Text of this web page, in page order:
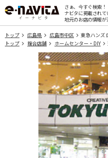
さぁ、今すぐ検索！
ナビタに掲載されて
地元のお店の情報が
トップ 広島県 広島市中区
東急ハンズ
トップ
複合店舗 ホームセンター・DIY